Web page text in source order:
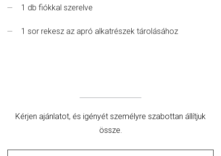
1 db fiókkal szerelve
1 sor rekesz az apró alkatrészek tárolásához
Kérjen ajánlatot, és igényét személyre szabottan állítjuk
össze.